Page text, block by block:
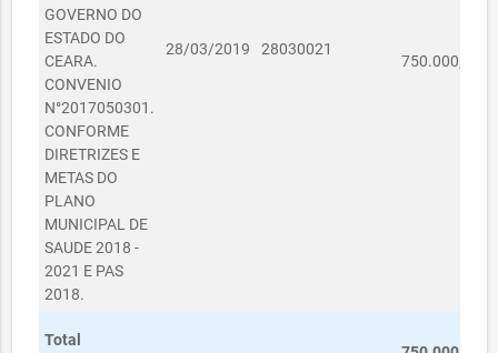
GOVERNO DO
ESTADO DO
CEARA.
CONVENIO
N°2017050301.
CONFORME
DIRETRIZES E
METAS DO
PLANO
MUNICIPAL DE
SAUDE 2018 -
2021 E PAS
2018.
28/03/2019 28030021
750.000,00
Total